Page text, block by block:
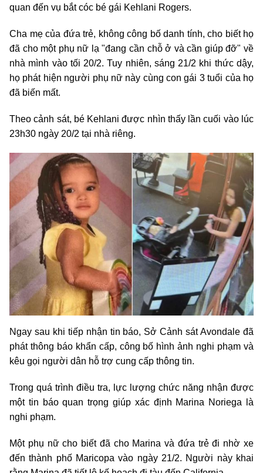
quan đến vụ bắt cóc bé gái Kehlani Rogers.
Cha mẹ của đứa trẻ, không công bố danh tính, cho biết họ
đã cho một phụ nữ lạ "đang cần chỗ ở và cần giúp đỡ" về
nhà mình vào tối 20/2. Tuy nhiên, sáng 21/2 khi thức dậy,
họ phát hiện người phụ nữ này cùng con gái 3 tuổi của họ
đã biến mất.
Theo cảnh sát, bé Kehlani được nhìn thấy lần cuối vào lúc
23h30 ngày 20/2 tại nhà riêng.
Ngay sau khi tiếp nhận tin báo, Sở Cảnh sát Avondale đã
phát thông báo khẩn cấp, công bố hình ảnh nghi phạm và
kêu gọi người dân hỗ trợ cung cấp thông tin.
Trong quá trình điều tra, lực lượng chức năng nhận được
một tin báo quan trọng giúp xác định Marina Noriega là
nghi phạm.
Một phụ nữ cho biết đã cho Marina và đứa trẻ đi nhờ xe
đến thành phố Maricopa vào ngày 21/2. Người này khai